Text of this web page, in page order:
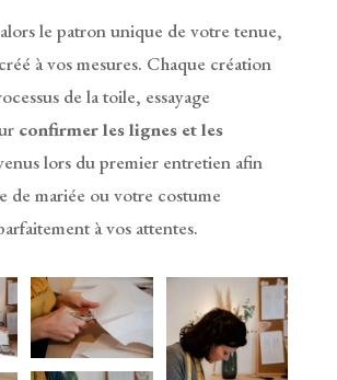
le patron unique de votre tenue,
à vos mesures. Chaque création
de la toile, essayage
confirmer les lignes et les
lors du premier entretien afin
de mariée ou votre costume
à vos attentes.